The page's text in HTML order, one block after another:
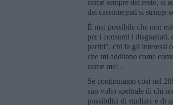
come sempre del resto, si
dei cassintegrati si stringe
È mai possibile che non
per i consumi i disgraziati,
partiti”, chi fa gli interessi
che mi additano come
come me! .
Se continuiamo così nel
suo volto spettrale di chi
possibilità di studiare e di